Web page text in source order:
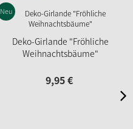
Deko-Girlande "Fröhliche
Weihnachtsbäume"
Neu
9,95€